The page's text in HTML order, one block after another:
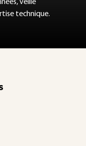
veille
technique.